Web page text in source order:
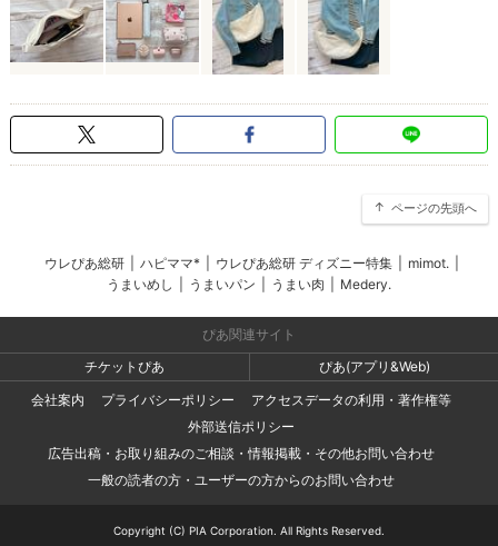
ページの先頭へ
ウレぴあ総研 ハピママ* ウレぴあ総研 ディズニー特集 mimot.
うまいめし
うまいパン うまい肉 Medery.
ぴあ関連サイト
チケットぴあ
ぴあ(アプリ&Web)
会社案内
プライバシーポリシー
アクセスデータの利用・著作権等
外部送信ポリシー
広告出稿・お取り組みのご相談・情報掲載・その他お問い合わせ
一般の読者の方・ユーザーの方からのお問い合わせ
Copyright (C) PIA Corporation. All Rights Reserved.